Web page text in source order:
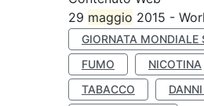
29 maggio 2015 -
GIORNATA MONDIALE
FUMO
NICOTINA
TABACCO